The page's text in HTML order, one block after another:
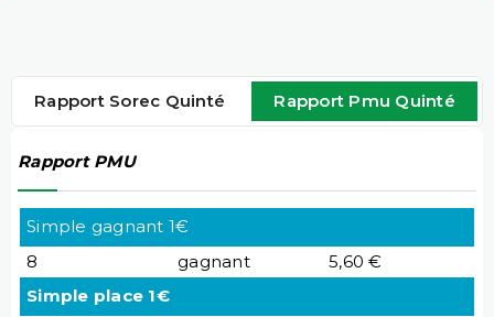
Rapport Sorec Quinté Rapport Pmu Quinté
Rapport PMU
Simple gagnant 1€
8
gagnant
5,60 €
Simple place 1€